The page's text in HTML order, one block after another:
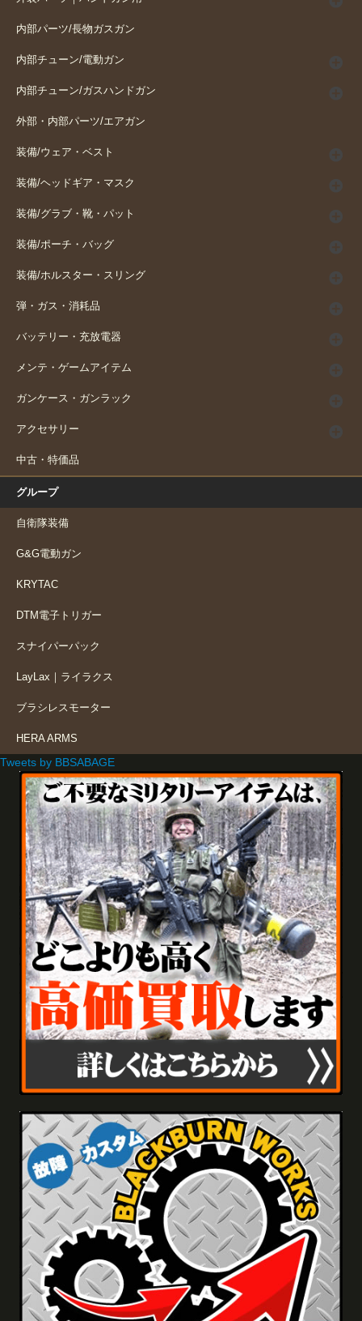
内部パーツ/長物ガスガン
内部チューン/電動ガン
内部チューン/ガスハンドガン
外部・内部パーツ/エアガン
装備/ウェア・ベスト
装備/ヘッドギア・マスク
装備/グラブ・靴・パット
装備/ポーチ・バッグ
装備/ホルスター・スリング
弾・ガス・消耗品
バッテリー・充放電器
メンテ・ゲームアイテム
ガンケース・ガンラック
アクセサリー
中古・特価品
グループ
自衛隊装備
G&G電動ガン
KRYTAC
DTM電子トリガー
スナイパーパック
LayLax｜ライラクス
ブラシレスモーター
HERA ARMS
Tweets by BBSABAGE